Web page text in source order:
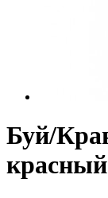
Буй/
красный